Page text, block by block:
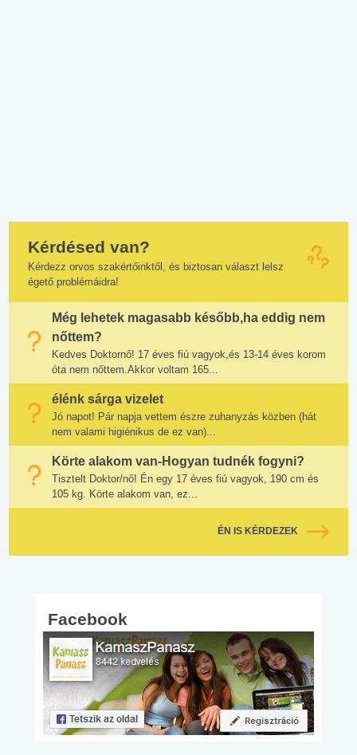
Kérdésed van?
Kérdezz orvos szakértőinktől, és biztosan választ lelsz
égető problémáidra!
Még lehetek magasabb később,ha eddig nem
nőttem?
Kedves Doktornő! 17 éves fiú vagyok,és 13-14 éves korom
óta nem nőttem.Akkor voltam 165...
élénk sárga vizelet
Jó napot! Pár napja vettem észre zuhanyzás közben (hát
nem valami higiénikus de ez van)...
Körte alakom van-Hogyan tudnék fogyni?
Tisztelt Doktor/nő! Én egy 17 éves fiú vagyok, 190 cm és
105 kg. Körte alakom van, ez...
ÉN IS KÉRDEZEK
Facebook